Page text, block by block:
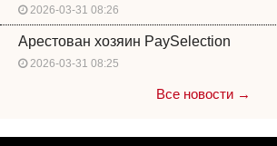
2026-03-31 08:26
Арестован хозяин PaySelection
2026-03-31 08:25
Все новости →